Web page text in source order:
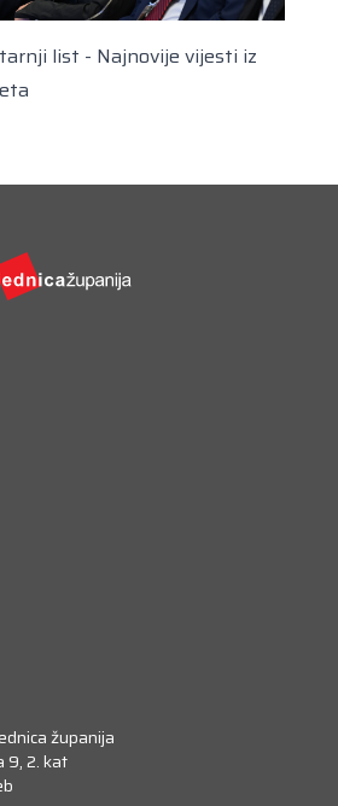
list - Najnovije vijesti iz
županija
9, 2. kat